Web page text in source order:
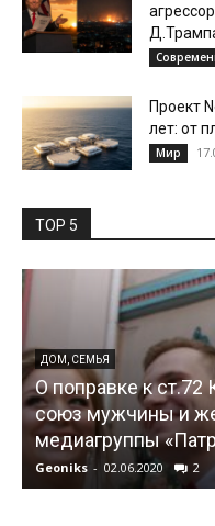
Проект
лет: от
Мир
TOP 5
ДОМ, СЕМЬЯ
О поправке к ст.72
союз мужчины и
медиагруппы
Geoniks - 02.06.2020 2